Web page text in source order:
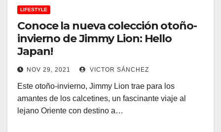
LIFESTYLE
Conoce la nueva colección otoño-
invierno de Jimmy Lion: Hello
Japan!
NOV 29, 2021 VICTOR SÁNCHEZ
Este otoño-invierno, Jimmy Lion trae para los
amantes de los calcetines, un fascinante viaje al
lejano Oriente con destino a…